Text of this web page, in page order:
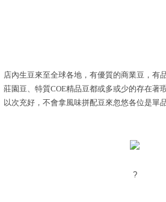
店內生豆來至全球各地，有優質的商業豆，有
莊園豆、特質COE精品豆都或多或少的存在著
以次充好，不會拿風味拼配豆來忽悠各位是單
?